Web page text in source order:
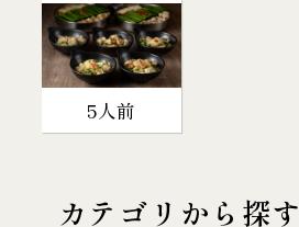
5人前
カテゴリから探す